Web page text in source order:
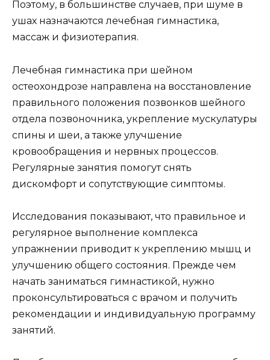
Поэтому, в большинстве случаев, при шуме в
ушах назначаются лечебная гимнастика,
массаж и физиотерапия.
Лечебная гимнастика при шейном
остеохондрозе направлена на восстановление
правильного положения позвонков шейного
отдела позвоночника, укрепление мускулатуры
спины и шеи, а также улучшение
кровообращения и нервных процессов.
Регулярные занятия помогут снять
дискомфорт и сопутствующие симптомы.
Исследования показывают, что правильное и
регулярное выполнение комплекса
упражнении приводит к укреплению мышц и
улучшению общего состояния. Прежде чем
начать заниматься гимнастикой, нужно
проконсультироваться с врачом и получить
рекомендации и индивидуальную программу
занятий.